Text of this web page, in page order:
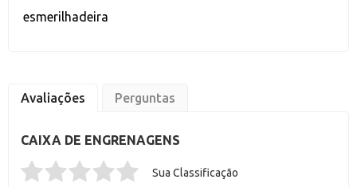
esmerilhadeira
Avaliações Perguntas
CAIXA DE ENGRENAGENS
Sua Classificação